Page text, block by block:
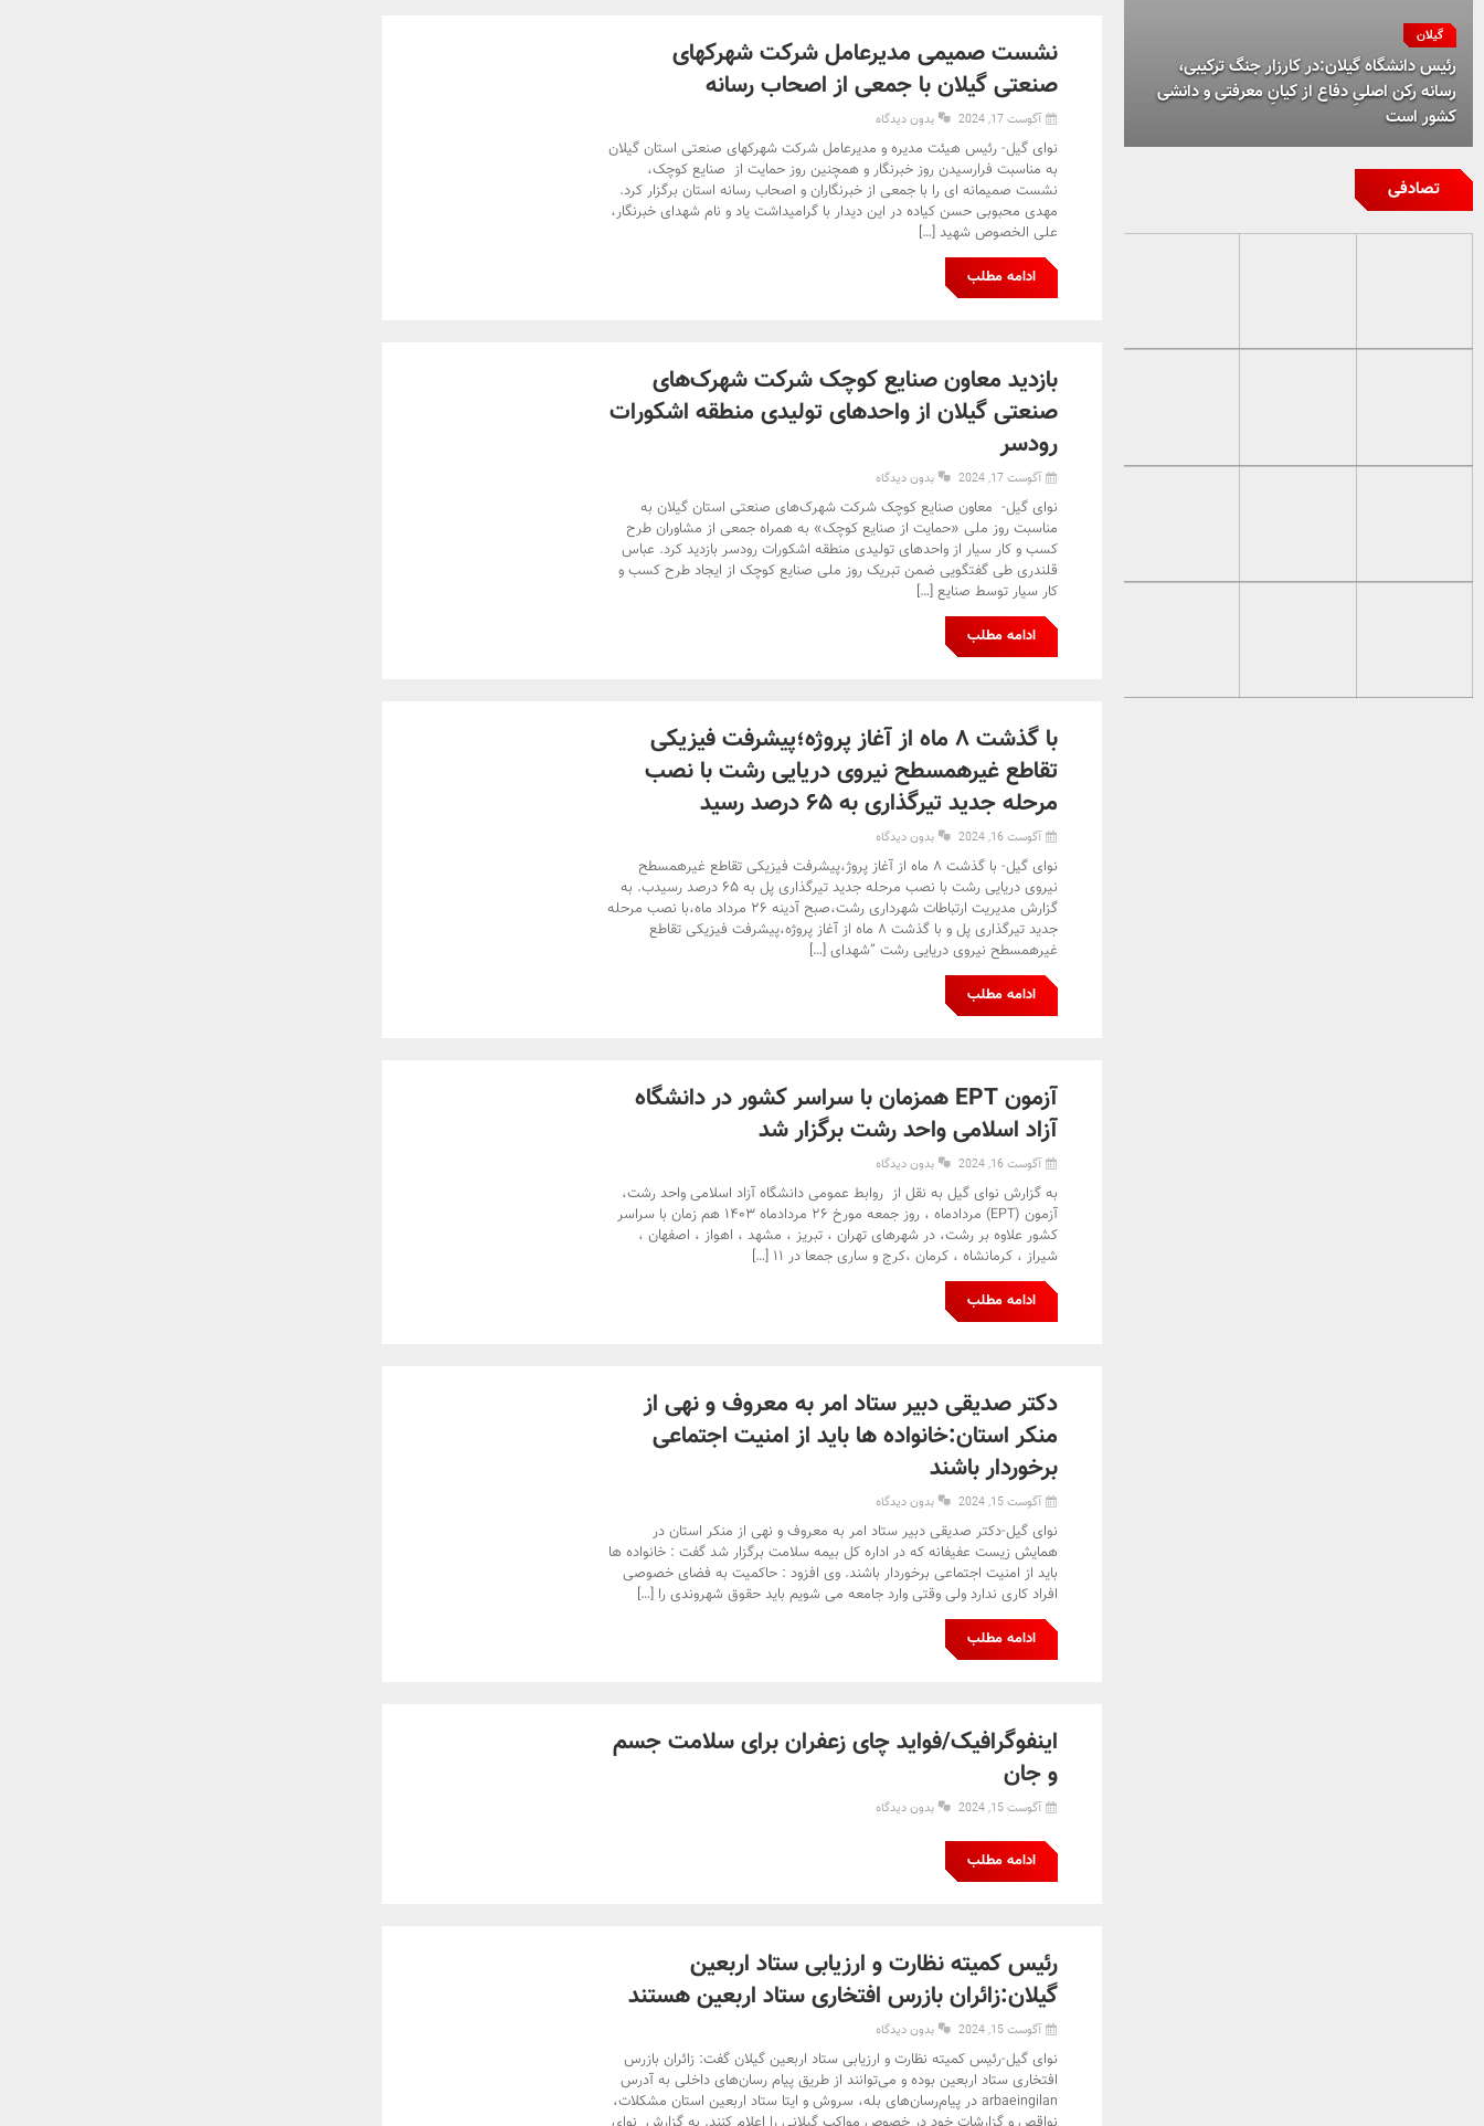
گیلان
رئیس دانشگاه گیلان:در کارزار جنگ ترکیبی،
رسانه رکن اصلیِ دفاع از کیانِ معرفتی و دانشی
کشور است
تصادفی
نشست صمیمی مدیرعامل شرکت شهرکهای
صنعتی گیلان با جمعی از اصحاب رسانه
آگوست 17, 2024 بدون دیدگاه
نوای گیل- رئیس هیئت مدیره و مدیرعامل شرکت شهرکهای صنعتی استان گیلان
به مناسبت فرارسیدن روز خبرنگار و همچنین روز حمایت از صنایع کوچک،
نشست صمیمانه ای را با جمعی از خبرنگاران و اصحاب رسانه استان برگزار کرد.
مهدی محبوبی حسن کیاده در این دیدار با گرامیداشت یاد و نام شهدای خبرنگار،
علی الخصوص شهید […]
ادامه مطلب
بازدید معاون صنایع کوچک شرکت شهرک‌های
صنعتی گیلان از واحدهای تولیدی منطقه اشکورات
رودسر
آگوست 17, 2024 بدون دیدگاه
نوای گیل- معاون صنایع کوچک شرکت شهرک‌های صنعتی استان گیلان به
مناسبت روز ملی «حمایت از صنایع کوچک» به همراه جمعی از مشاوران طرح
کسب و کار سیار از واحدهای تولیدی منطقه اشکورات رودسر بازدید کرد. عباس
قلندری طی گفتگویی ضمن تبریک روز ملی صنایع کوچک از ایجاد طرح کسب و
کار سیار توسط صنایع […]
ادامه مطلب
با گذشت ۸ ماه از آغاز پروژه؛پیشرفت فیزیکی
تقاطع غیرهمسطح نیروی دریایی رشت با نصب
مرحله جدید تیرگذاری به ۶۵ درصد رسید
آگوست 16, 2024 بدون دیدگاه
نوای گیل- با گذشت ۸ ماه از آغاز پروژ،پیشرفت فیزیکی تقاطع غیرهمسطح
نیروی دریایی رشت با نصب مرحله جدید تیرگذاری پل به ۶۵ درصد رسیدب. به
گزارش مدیریت ارتباطات شهرداری رشت،صبح آدینه ۲۶ مرداد ماه،با نصب مرحله
جدید تیرگذاری پل و با گذشت ۸ ماه از آغاز پروژه،پیشرفت فیزیکی تقاطع
غیرهمسطح نیروی دریایی رشت “شهدای […]
ادامه مطلب
آزمون EPT همزمان با سراسر کشور در دانشگاه
آزاد اسلامی واحد رشت برگزار شد
آگوست 16, 2024 بدون دیدگاه
به گزارش نوای گیل به نقل از روابط عمومی دانشگاه آزاد اسلامی واحد رشت،
آزمون (EPT) مردادماه ، روز جمعه مورخ ۲۶ مردادماه ۱۴۰۳ هم زمان با سراسر
کشور علاوه بر رشت، در شهرهای تهران ، تبریز ، مشهد ، اهواز ، اصفهان ،
شیراز ، کرمانشاه ، کرمان ،کرج و ساری جمعا در ۱۱ […]
ادامه مطلب
دکتر صدیقی دبیر ستاد امر به معروف و نهی از
منکر استان:خانواده ها باید از امنیت اجتماعی
برخوردار باشند
آگوست 15, 2024 بدون دیدگاه
نوای گیل-دکتر صدیقی دبیر ستاد امر به معروف و نهی از منکر استان در
همایش زیست عفیفانه که در اداره کل بیمه سلامت برگزار شد گفت : خانواده ها
باید از امنیت اجتماعی برخوردار باشند. وی افزود : حاکمیت به فضای خصوصی
افراد کاری ندارد ولی وقتی وارد جامعه می شویم باید حقوق شهروندی را […]
ادامه مطلب
اینفوگرافیک/فواید چای زعفران برای سلامت جسم
و جان
آگوست 15, 2024 بدون دیدگاه
ادامه مطلب
رئیس کمیته نظارت و ارزیابی ستاد اربعین
گیلان:زائران بازرس افتخاری ستاد اربعین هستند
آگوست 15, 2024 بدون دیدگاه
نوای گیل-رئیس کمیته نظارت و ارزیابی ستاد اربعین گیلان گفت: زائران بازرس
افتخاری ستاد اربعین بوده و می‌توانند از طریق پیام رسان‌های داخلی به آدرس
arbaeingilan در پیام‌رسان‌های بله، سروش و ایتا ستاد اربعین استان مشکلات،